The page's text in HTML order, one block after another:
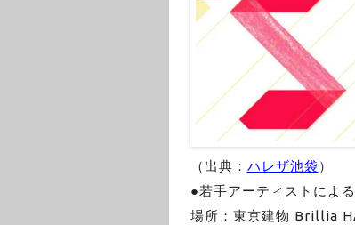
（出典： ハレザ池袋 ）
●若手アーティストによ
場所：東京建物 Brillia